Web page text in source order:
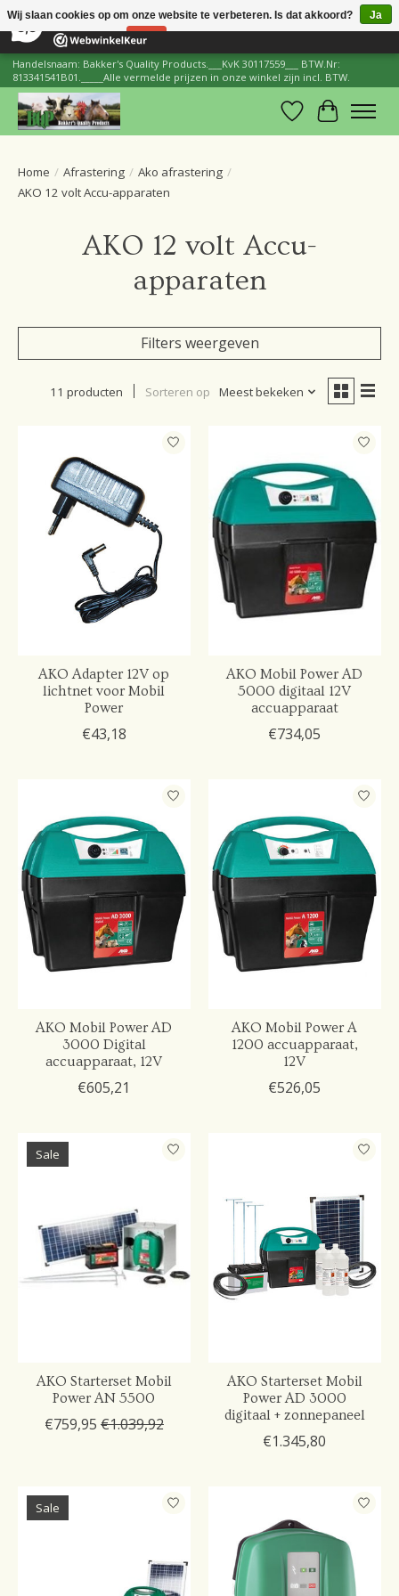
206 Reviews ×
Handelsnaam: Bakker's Quality Products.___KvK 30117559___ BTW.Nr:
813341541B01._____Alle vermelde prijzen in onze winkel zijn incl. BTW.
Verlanglijst
Home / Afrastering / Ako afrastering /
AKO 12 volt Accu-apparaten
AKO 12 volt Accu-
apparaten
Filters weergeven
11 producten Sorteren op Meest bekeken
AKO Adapter 12V op
lichtnet voor Mobil
Power
€43,18
AKO Mobil Power AD
5000 digitaal 12V
accuapparaat
€734,05
AKO Mobil Power AD
3000 Digital
accuapparaat, 12V
€605,21
AKO Mobil Power A
1200 accuapparaat,
12V
€526,05
Sale
AKO Starterset Mobil
Power AN 5500
€759,95 €1.039,92
AKO Starterset Mobil
Power AD 3000
digitaal + zonnepaneel
€1.345,80
Sale
Wij slaan cookies op om onze website te verbeteren. Is dat akkoord?
Ja
Nee